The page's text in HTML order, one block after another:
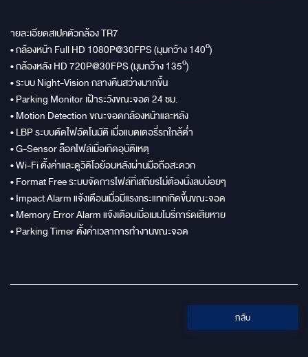
ายละเอียดสเปคตัวกล้อง TR7
• กล้องหน้า Full HD 1080P@30FPS (มุมกว้าง 140º)
• กล้องหลัง HD 720P@30FPS (มุมกว้าง 135º)
• ระบบ Night-Vision กลางคืนสว่างมากขึ้น
• Parking Monitor เฝ้าระวังขณะจอด 24 ชม.
• Motion Detection ขณะจอดกล้องหน้าและหลัง
• LBP ระบบตัดไฟอัตโนมัติ เมื่อแบตเตอรี่รถใกล้ต่ำ
• G-Sensor ล็อคไฟล์เมื่อเกิดอุบัติเหตุ
• Wi-Fi ตั้งค่าและดูวิดิโอย้อนหลังผ่านมือถือสะดวก
• Format Free ระบบจัดการไฟล์ที่เสถียรไม่ต้องนั่งลบบ่อยๆ
• Impact Alarm แจ้งเตือนเมื่อมีแรงกระแทกเกิดขึ้นขณะจอด
• Memory Error Alarm แจ้งเตือนเมื่อเมมโมรี่การ์ดเสียหาย
• Parking Timer ตั้งค่าเวลาการทำงานขณะจอด
กลับ